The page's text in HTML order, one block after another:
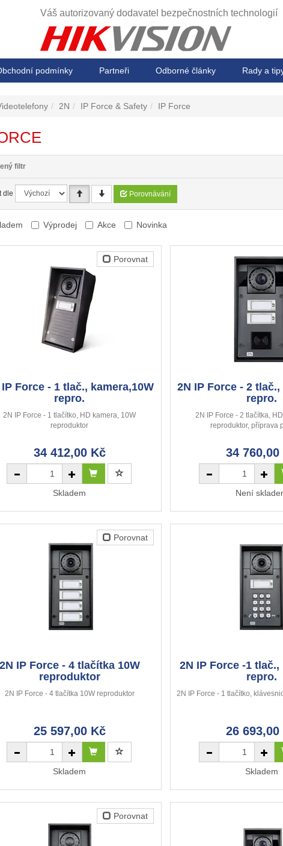
Váš autorizovaný dodavatel bezpečnostních technologií
podmínky Partneři Odborné články Rady a
2N IP Force & Safety IP Force
filtr
dle Porovnávání
Výprodej Akce Novinka
Porovnat
IP Force - 1 tlač., kamera,10W
repro.
2N IP Force - 1 tlačítko, HD kamera, 10W
reproduktor
34 412,00 Kč
Skladem
2N IP Force - 2
repro.
2N IP Force - 2 tlačítka,
reproduktor, příprava
34 760,00
Není
Porovnat
2N IP Force - 4 tlačítka 10W
reproduktor
2N IP Force - 4 tlačítka 10W reproduktor
25 597,00 Kč
Skladem
2N IP Force -1 tlač.,
repro.
2N IP Force - 1 tlačítko,
26 693,00
Skladem
Porovnat